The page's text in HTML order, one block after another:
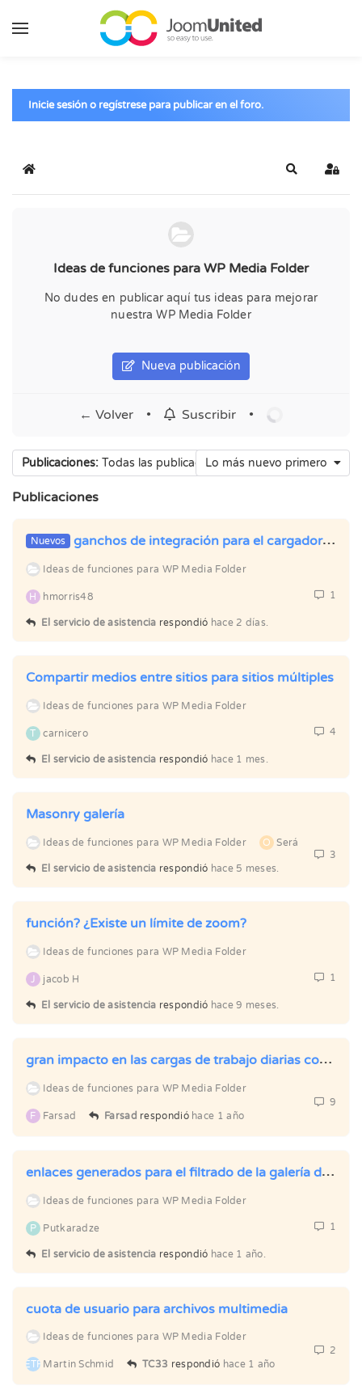
Saltar al contenido principal
Inicie sesión o regístrese para publicar en el foro.
Inicio Buscar
Ideas de funciones para WP Media Folder
No dudes en publicar aquí tus ideas para mejorar
nuestra WP Media Folder
Nueva publicación
← Volver • Suscribir •
Publicaciones: Todas las publicacionesLo más nuevo primero
Publicaciones
Nuevos ganchos de integración para el cargador de medios de escritorio
Ideas de funciones para WP Media Folder
H hmorris48
El servicio de asistencia respondió hace 2 días.
1
Compartir medios entre sitios para sitios múltiples
Ideas de funciones para WP Media Folder
T carnicero
El servicio de asistencia respondió hace 1 mes.
4
Masonry galería
Ideas de funciones para WP Media Folder O Será
El servicio de asistencia respondió hace 5 meses.
3
función? ¿Existe un límite de zoom?
Ideas de funciones para WP Media Folder
J jacob H
El servicio de asistencia respondió hace 9 meses.
1
gran impacto en las cargas de trabajo diarias como SEO: agregue una función para cambiar el nombre, borrar y reemplazar al cargar; también habilite el título de la imagen, el texto alternativo, la descripción y el título.
Ideas de funciones para WP Media Folder
F Farsad Farsad respondió hace 1 año
9
enlaces generados para el filtrado de la galería de imágenes
Ideas de funciones para WP Media Folder
P Putkaradze
El servicio de asistencia respondió hace 1 año.
1
cuota de usuario para archivos multimedia
Ideas de funciones para WP Media Folder
METROMartin Schmid TC33 respondió hace 1 año
2